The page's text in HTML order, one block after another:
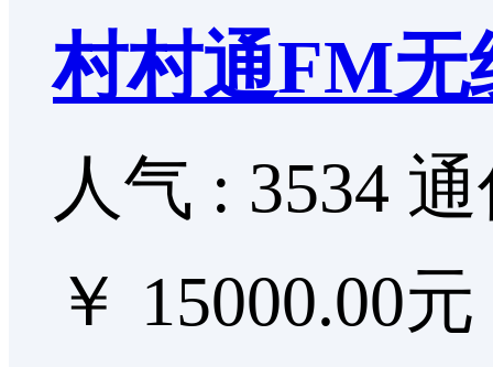
村村通FM无
人气 : 3534
￥ 15000.00元